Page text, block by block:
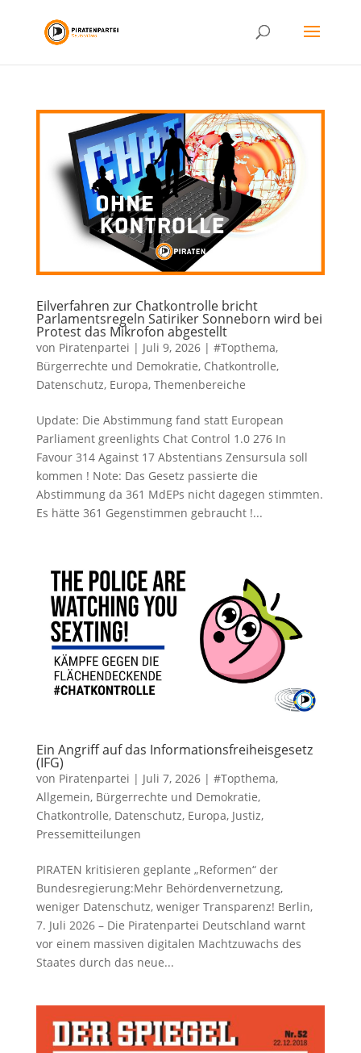
Eilverfahren zur Chatkontrolle bricht
Parlamentsregeln Satiriker Sonneborn wird bei
Protest das Mikrofon abgestellt
von Piratenpartei | Juli 9, 2026| #Topthema,
Bürgerrechte und Demokratie, Chatkontrolle,
Datenschutz, Europa, Themenbereiche
Update: Die Abstimmung fand statt European
Parliament greenlights Chat Control 1.0 276 In
Favour 314 Against 17 Abstentians Zensursula soll
kommen ! Note: Das Gesetz passierte die
Abstimmung da 361 MdEPs nicht dagegen stimmten.
Es hätte 361 Gegenstimmen gebraucht !...
Ein Angriff auf das Informationsfreiheisgesetz
(IFG)
von Piratenpartei | Juli 7, 2026| #Topthema,
Allgemein, Bürgerrechte und Demokratie,
Chatkontrolle, Datenschutz, Europa, Justiz,
Pressemitteilungen
PIRATEN kritisieren geplante „Reformen“ der
Bundesregierung:Mehr Behördenvernetzung,
weniger Datenschutz, weniger Transparenz! Berlin,
7. Juli 2026 – Die Piratenpartei Deutschland warnt
vor einem massiven digitalen Machtzuwachs des
Staates durch das neue...